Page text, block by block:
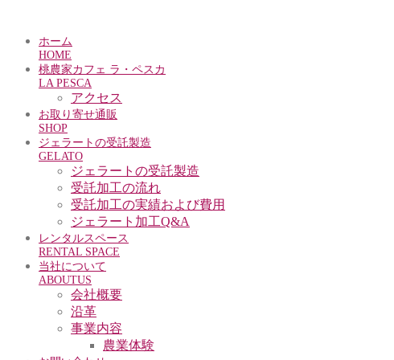
ホーム
HOME
桃農家カフェ ラ・ペスカ
LA PESCA
アクセス
お取り寄せ通販
SHOP
ジェラートの受託製造
GELATO
ジェラートの受託製造
受託加工の流れ
受託加工の実績および費用
ジェラート加工Q&A
レンタルスペース
RENTAL SPACE
当社について
ABOUTUS
会社概要
沿革
事業内容
農業体験